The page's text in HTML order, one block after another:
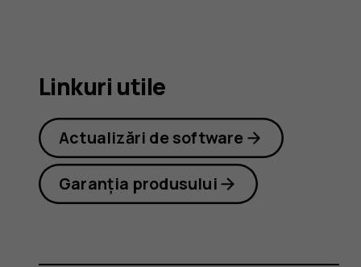
Linkuri utile
Actualizări de software
Garanția produsului